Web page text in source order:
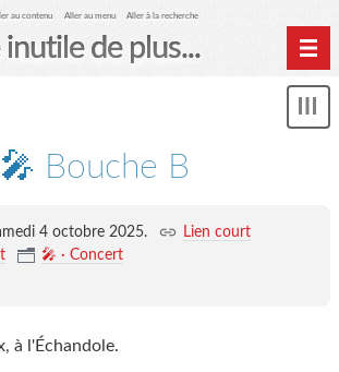
au contenu Aller au menu Aller à la recherche
de plus...
🎤 Bouche B
4 octobre 2025.
Lien court
🎤 · Concert
à l'Échandole.